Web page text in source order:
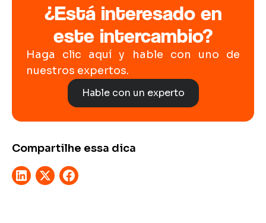
¿Está interesado en
este intercambio?
Haga clic aquí y hable con uno de
nuestros expertos.
Hable con un experto
Compartilhe essa dica